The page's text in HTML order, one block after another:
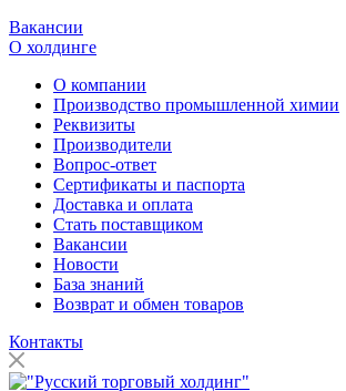
Вакансии
О холдинге
О компании
Производство промышленной химии
Реквизиты
Производители
Вопрос-ответ
Сертификаты и паспорта
Доставка и оплата
Стать поставщиком
Вакансии
Новости
База знаний
Возврат и обмен товаров
Контакты